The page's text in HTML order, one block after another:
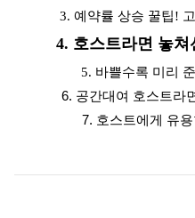
3. 예약률 상승 꿀팁!
4. 호스트라면 놓
5. 바쁠수록 미리
6. 공간대여 호스트라
7. 호스트에게 유